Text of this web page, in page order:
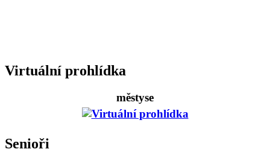
Virtuální prohlídka
městyse
Senioři